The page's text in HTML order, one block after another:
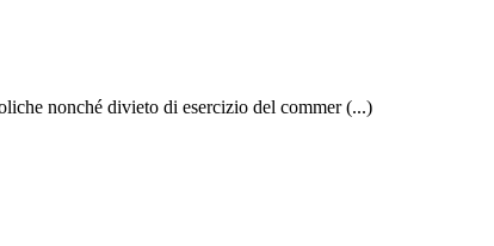
nonché divieto di esercizio del commer (...)